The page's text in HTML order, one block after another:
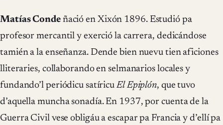
Matías Condeñació en Xixón 1896. Estudió pa
profesor mercantil y exerció la carrera, dedicándose
tamién a la enseñanza. Dende bien nuevu tien aficiones
lliteraries, collaborando en selmanarios locales y
fundando’l periódicu satíricuEl Epiplón, que tuvo
d’aquella muncha sonadía. En 1937, por cuenta de la
Guerra Civil vese obligáu a escapar pa Francia y d’ellí pa